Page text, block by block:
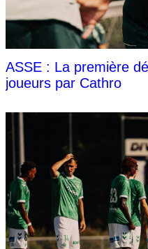
ASSE : La première
joueurs par Cathro